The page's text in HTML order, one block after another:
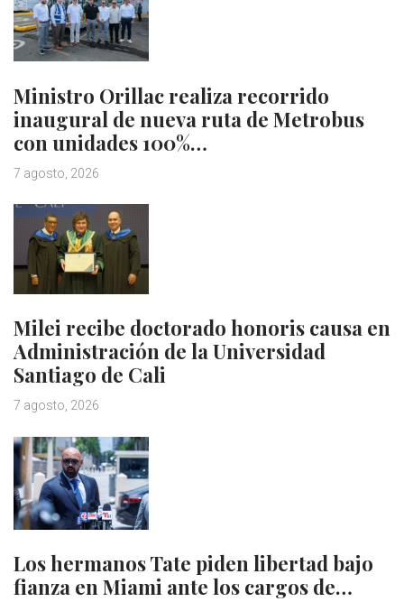
Ministro Orillac realiza recorrido
inaugural de nueva ruta de Metrobus
con unidades 100%…
7 agosto, 2026
Milei recibe doctorado honoris causa en
Administración de la Universidad
Santiago de Cali
7 agosto, 2026
Los hermanos Tate piden libertad bajo
fianza en Miami ante los cargos de…